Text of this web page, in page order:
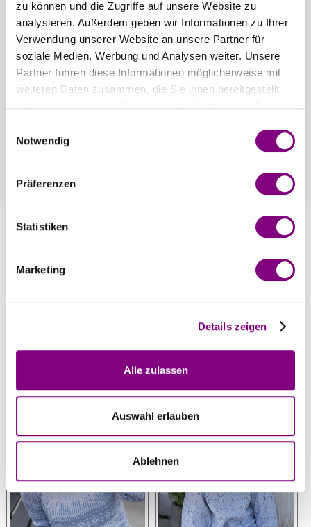
zu können und die Zugriffe auf unsere Website zu
analysieren. Außerdem geben wir Informationen zu Ihrer
Verwendung unserer Website an unsere Partner für
soziale Medien, Werbung und Analysen weiter. Unsere
Partner führen diese Informationen möglicherweise mit
weiteren Daten zusammen, die Sie ihnen bereitgestellt
Notwendig
Präferenzen
Statistiken
Marketing
Details zeigen
Alle zulassen
Auswahl erlauben
Ablehnen
Optionen Sprache der Strickanleitung
Die Anleitung ist auf hochwertigem Papier gedruckt
und liegt im Paket bei.
Mitglied werden Sie ganz einfach an der Kasse mit nur
einem Tastendruck! Sind Sie bereits Mitglied, erhalten Sie
Information
Bewertungen
Weitere Stricksets in dieser Garnfarbe ansehen